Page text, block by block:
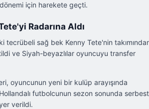
için harekete geçti.
Radarına Aldı
tecrübeli sağ bek Kenny Tete'nin
ve Siyah-beyazlılar oyuncuyu transfer
oyuncunun yeni bir kulüp arayışında
futbolcunun sezon sonunda serbest
verildi.